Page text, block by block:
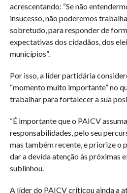
acrescentando: “Se não
insucesso, não poderemos
sobretudo, para responder de
expectativas dos cidadãos, dos
municípios”.
Por isso, a líder partidária
“momento muito importante” no
trabalhar para fortalecer a sua
“É importante que o PAICV
responsabilidades, pelo seu
mas também recente, e priorize o
dar a devida atenção às próximas
sublinhou.
A líder do PAICV criticou ainda a